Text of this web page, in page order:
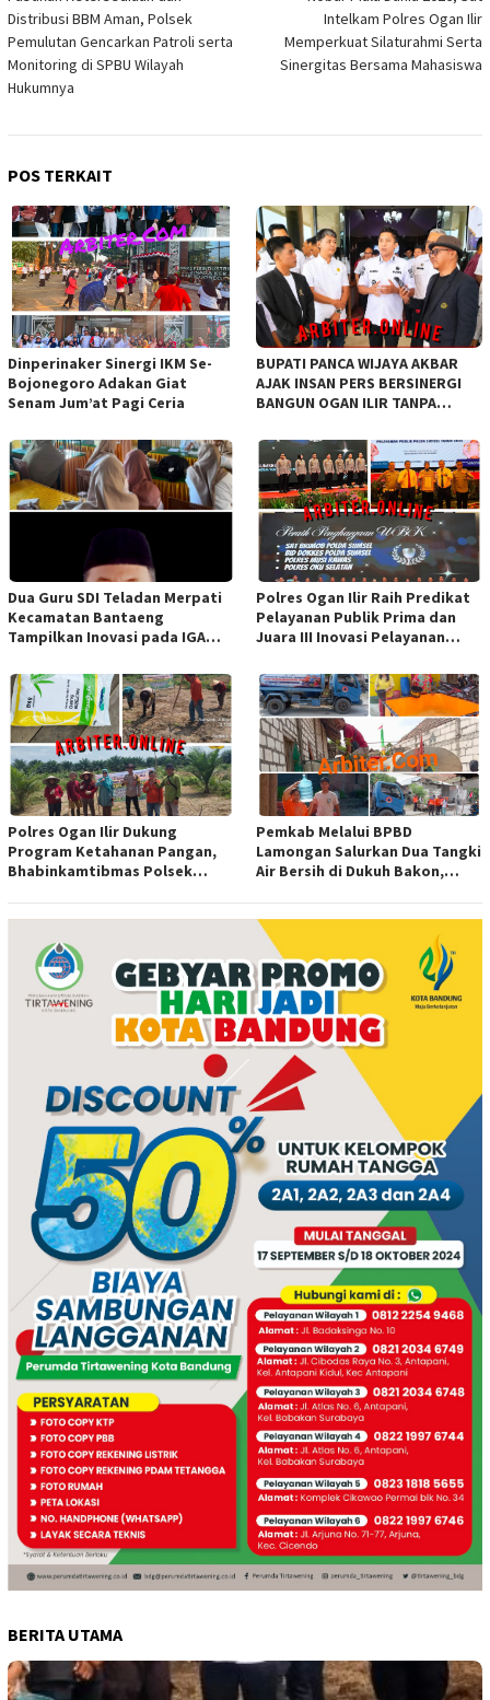
Distribusi BBM Aman, Polsek
Pemulutan Gencarkan Patroli serta
Monitoring di SPBU Wilayah
Hukumnya
Intelkam Polres Ogan Ilir
Memperkuat Silaturahmi Serta
Sinergitas Bersama Mahasiswa
POS TERKAIT
Dinperinaker Sinergi IKM Se-
Bojonegoro Adakan Giat
Senam Jum’at Pagi Ceria
BUPATI PANCA WIJAYA AKBAR
AJAK INSAN PERS BERSINERGI
BANGUN OGAN ILIR TANPA
Dua Guru SDI Teladan Merpati
Kecamatan Bantaeng
Tampilkan Inovasi pada IGA
Sulawesi
Polres Ogan Ilir Raih Predikat
Pelayanan Publik Prima dan
Juara III Inovasi Pelayanan
Polres Ogan Ilir Dukung
Program Ketahanan Pangan,
Bhabinkamtibmas Polsek
Jagung Pipil di Desa Sungai
Pemkab Melalui BPBD
Lamongan Salurkan Dua Tangki
Air Bersih di Dukuh Bakon,
BERITA UTAMA